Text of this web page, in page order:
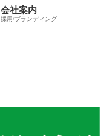
会社案内
採用/ブランディング